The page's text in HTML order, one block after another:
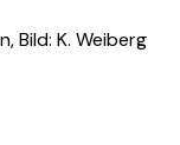
Bild: K. Weiberg